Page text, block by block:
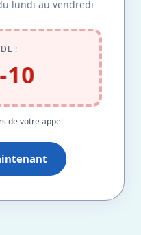
lundi au vendredi
:
10
de votre appel